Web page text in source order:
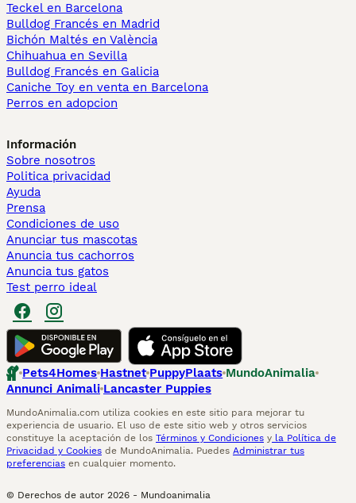
Teckel en Barcelona
Bulldog Francés en Madrid
Bichón Maltés en València
Chihuahua en Sevilla
Bulldog Francés en Galicia
Caniche Toy en venta en Barcelona
Perros en adopcion
Información
Sobre nosotros
Politica privacidad
Ayuda
Prensa
Condiciones de uso
Anunciar tus mascotas
Anuncia tus cachorros
Anuncia tus gatos
Test perro ideal
Pets4Homes Hastnet PuppyPlaats MundoAnimalia
Annunci Animali Lancaster Puppies
MundoAnimalia.com utiliza cookies en este sitio para mejorar tu
experiencia de usuario. El uso de este sitio web y otros servicios
constituye la aceptación de los Términos y Condiciones y la Política de
Privacidad y Cookies de MundoAnimalia. Puedes Administrar tus
preferencias en cualquier momento.
© Derechos de autor 2026 - Mundoanimalia